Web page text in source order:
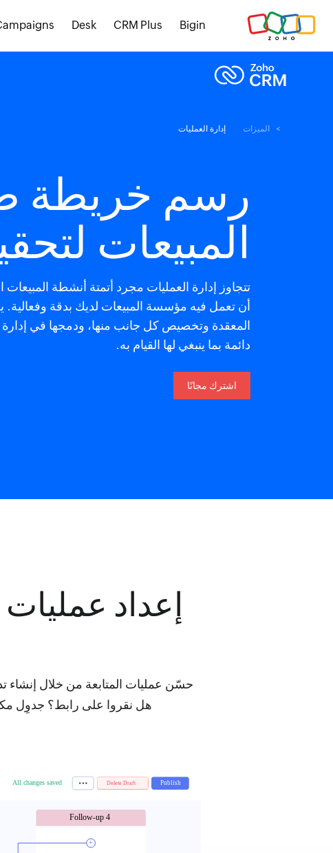
Bigin
CRM Plus
Desk
الميزات إدارة العمليات
رسم خريطة
المبيعات
تتجاوز إدارة العمليات مجرد أتمتة أنشطة
دائمة بما ينبغي لها القيام به.
اشترك مجانًا
إعداد
حسّن عمليات المتابعة من خلال إنشاء
هل نقروا على رابط؟ جدوِل